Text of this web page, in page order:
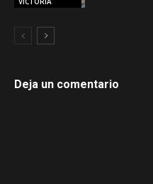
Deja un comentario